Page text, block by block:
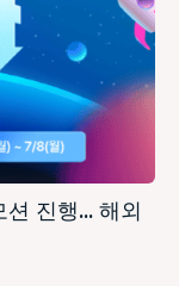
션 진행… 해외